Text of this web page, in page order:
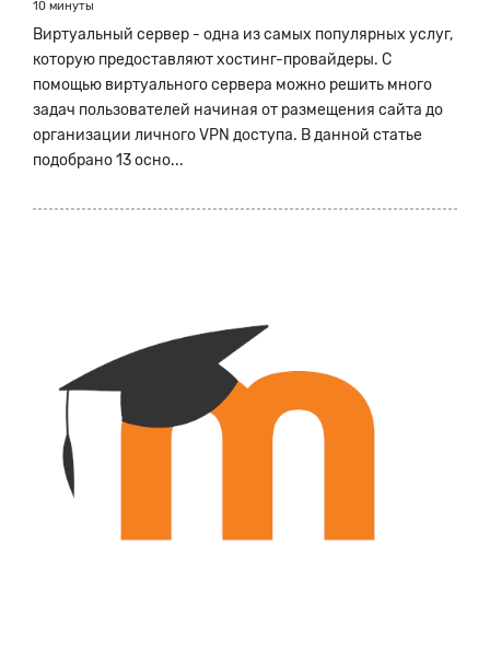
10 минуты
Виртуальный сервер - одна из самых популярных услуг,
которую предоставляют хостинг-провайдеры. С
помощью виртуального сервера можно решить много
задач пользователей начиная от размещения сайта до
организации личного VPN доступа. В данной статье
подобрано 13 осно...